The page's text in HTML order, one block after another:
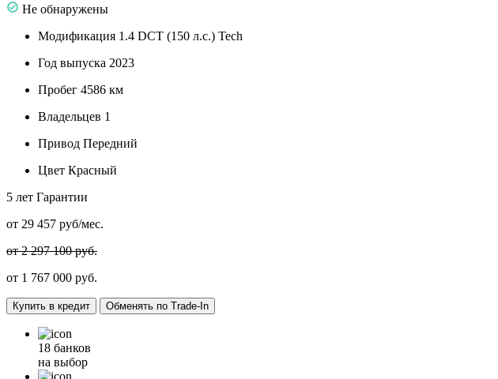
Не обнаружены
Модификация 1.4 DCT (150 л.с.) Tech
Год выпуска 2023
Пробег 4586 км
Владельцев 1
Привод Передний
Цвет Красный
5 лет Гарантии
от 29 457 руб/мес.
от 2 297 100 руб.
от 1 767 000 руб.
Купить в кредит Обменять по Trade-In
18 банков
на выбор